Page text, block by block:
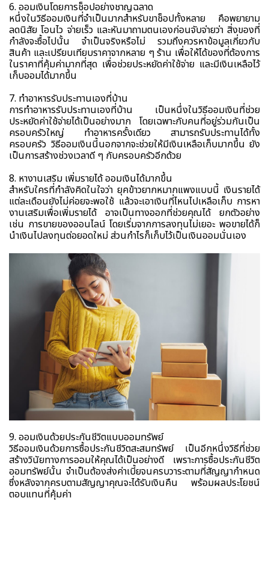
6. ออมเงินโดยการช็อปอย่างชาญฉลาด
หนึ่งในวิธีออมเงินที่จำเป็นมากสำหรับขาช็อปทั้งหลาย คือพยายาม
ลดนิสัย โอนไว จ่ายเร็ว และหันมาถามตนเองก่อนจับจ่ายว่า สิ่งของที่
กำลังจะซื้อไปนั้น จำเป็นจริงหรือไม่ รวมถึงควรหาข้อมูลเกี่ยวกับ
สินค้า และเปรียบเทียบราคาจากหลาย ๆ ร้าน เพื่อให้ได้ของที่ต้องการ
ในราคาที่คุ้มค่ามากที่สุด เพื่อช่วยประหยัดค่าใช้จ่าย และมีเงินเหลือไว้
เก็บออมได้มากขึ้น
7. ทำอาหารรับประทานเองที่บ้าน
การทำอาหารรับประทานเองที่บ้าน เป็นหนึ่งในวิธีออมเงินที่ช่วย
ประหยัดค่าใช้จ่ายได้เป็นอย่างมาก โดยเฉพาะกับคนที่อยู่ร่วมกันเป็น
ครอบครัวใหญ่ ทำอาหารครั้งเดียว สามารถรับประทานได้ทั้ง
ครอบครัว วิธีออมเงินนี้นอกจากจะช่วยให้มีเงินเหลือเก็บมากขึ้น ยัง
เป็นการสร้างช่วงเวลาดี ๆ กับครอบครัวอีกด้วย
8. หางานเสริม เพิ่มรายได้ ออมเงินได้มากขึ้น
สำหรับใครที่กำลังคิดในใจว่า ยุคข้าวยากหมากแพงแบบนี้ เงินรายได้
แต่ละเดือนยังไม่ค่อยจะพอใช้ แล้วจะเอาเงินที่ไหนไปเหลือเก็บ การหา
งานเสริมเพื่อเพิ่มรายได้ อาจเป็นทางออกที่ช่วยคุณได้ ยกตัวอย่าง
เช่น การขายของออนไลน์ โดยเริ่มจากการลงทุนไม่เยอะ พอขายได้ก็
นำเงินไปลงทุนต่อยอดใหม่ ส่วนกำไรก็เก็บไว้เป็นเงินออมนั่นเอง
9. ออมเงินด้วยประกันชีวิตแบบออมทรัพย์
วิธีออมเงินด้วยการซื้อประกันชีวิตสะสมทรัพย์ เป็นอีกหนึ่งวิธีที่ช่วย
สร้างวินัยทางการออมให้คุณได้เป็นอย่างดี เพราะการซื้อประกันชีวิต
ออมทรัพย์นั้น จำเป็นต้องส่งค่าเบี้ยจนครบวาระตามที่สัญญากำหนด
ซึ่งหลังจากครบตามสัญญาคุณจะได้รับเงินคืน พร้อมผลประโยชน์
ตอบแทนที่คุ้มค่า